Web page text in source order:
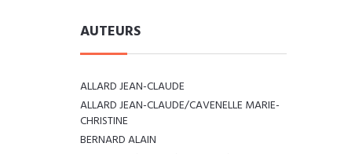
AUTEURS
ALLARD JEAN-CLAUDE
ALLARD JEAN-CLAUDE/CAVENELLE MARIE-
CHRISTINE
BERNARD ALAIN